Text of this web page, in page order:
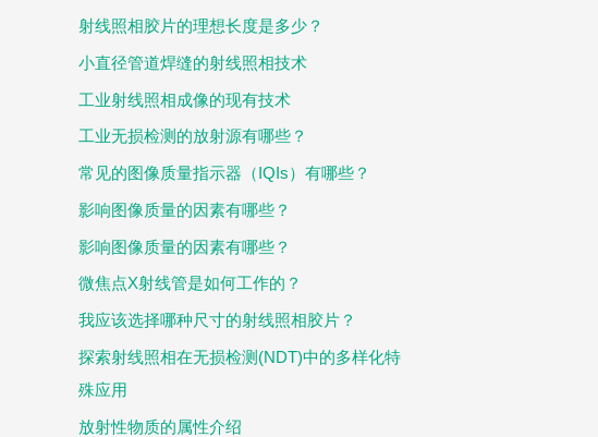
射线照相胶片的理想长度是多少？
小直径管道焊缝的射线照相技术
工业射线照相成像的现有技术
工业无损检测的放射源有哪些？
常见的图像质量指示器（IQIs）有哪些？
影响图像质量的因素有哪些？
影响图像质量的因素有哪些？
微焦点X射线管是如何工作的？
我应该选择哪种尺寸的射线照相胶片？
探索射线照相在无损检测(NDT)中的多样化特
殊应用
放射性物质的属性介绍